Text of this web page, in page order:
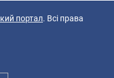
портал. Всі права